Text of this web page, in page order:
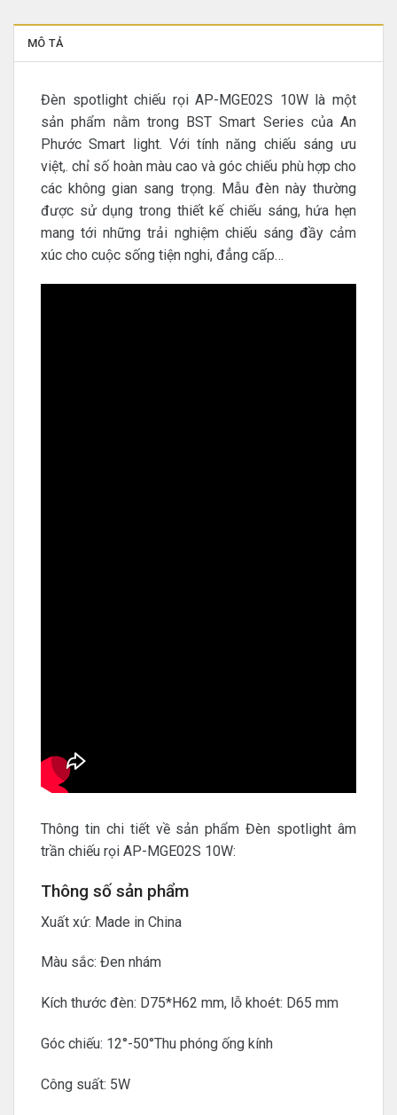
MÔ TẢ
Đèn spotlight chiếu rọi AP-MGE02S 10W là một
sản phẩm nằm trong BST Smart Series của An
Phước Smart light. Với tính năng chiếu sáng ưu
việt,. chỉ số hoàn màu cao và góc chiếu phù hợp cho
các không gian sang trọng. Mẫu đèn này thường
được sử dụng trong thiết kế chiếu sáng, hứa hẹn
mang tới những trải nghiệm chiếu sáng đầy cảm
xúc cho cuộc sống tiện nghi, đẳng cấp…
Thông tin chi tiết về sản phẩm Đèn spotlight âm
trần chiếu rọi AP-MGE02S 10W:
Thông số sản phẩm
Xuất xứ: Made in China
Màu sắc: Đen nhám
Kích thước đèn: D75*H62 mm, lỗ khoét: D65 mm
Góc chiếu: 12°-50°Thu phóng ống kính
Công suất: 5W